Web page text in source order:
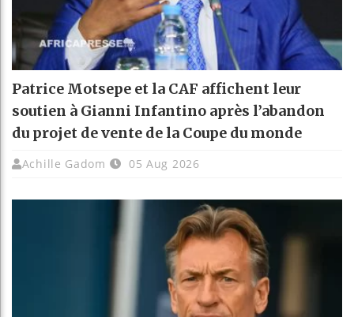
Patrice Motsepe et la CAF affichent leur
soutien à Gianni Infantino après l’abandon
du projet de vente de la Coupe du monde
Achille Gadom 05 Aug 2026